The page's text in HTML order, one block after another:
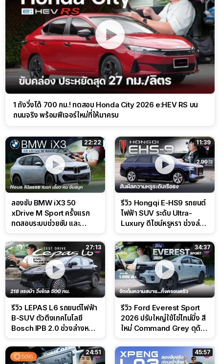
1 ถังวิ่งได้ 700 กม.! ทดสอบ Honda City 2026 e:HEV RS บน
ถนนจริง พร้อมฟีเจอร์ใหม่ที่ให้มาครบ
22:22
ลองขับ BMW iX3 50
xDrive M Sport ครั้งแรก
ทดสอบระบบช่วยขับ และ
สนาม
11:39
รีวิว Hongqi E-HS9 รถยนต์
ไฟฟ้า SUV ระดับ Ultra-
Luxury ดีไซน์หรูหรา ช่วงล่าง
27:13
รีวิว LEPAS L6 รถยนต์ไฟฟ้า
B-SUV ตัวตึงเทคโนโลยี
Bosch IPB 2.0 ช่วงล่างหนึบ
34:37
รีวิว Ford Everest Sport
2026 ปรับใหญ่ใช้โซ่ไทม์มิ่ง สี
ใหม่ Command Grey ดุดัน
24:51 45:57